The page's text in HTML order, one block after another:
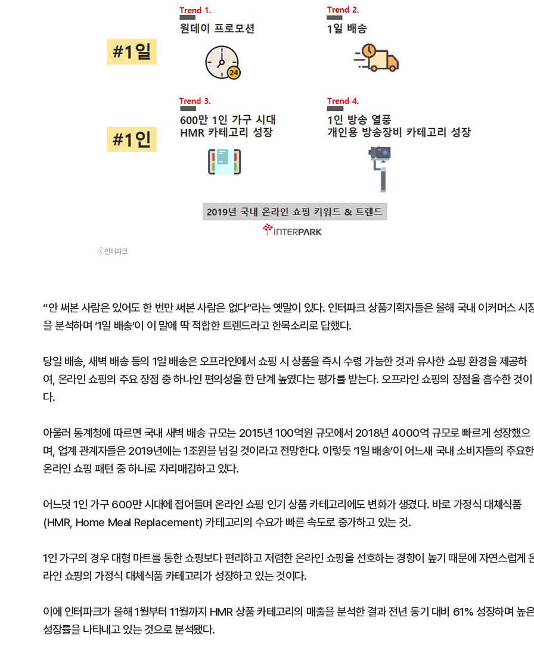
ⓒ인터파크
“안 써본 사람은 있어도 한 번만 써본 사람은 없다”라는 옛말이 있다. 인터파크 상품기획자들은 올해 국내 이커머스 시
을 분석하며 ‘1일 배송’이 이 말에 딱 적합한 트렌드라고 한목소리로 답했다.
당일 배송, 새벽 배송 등의 1일 배송은 오프라인에서 쇼핑 시 상품을 즉시 수령 가능한 것과 유사한 쇼핑 환경을 제공하
여, 온라인 쇼핑의 주요 장점 중 하나인 편의성을 한 단계 높였다는 평가를 받는다. 오프라인 쇼핑의 장점을 흡수한 것이
다.
아울러 통계청에 따르면 국내 새벽 배송 규모는 2015년 100억원 규모에서 2018년 4000억 규모로 빠르게 성장했으
며, 업계 관계자들은 2019년에는 1조원을 넘길 것이라고 전망한다. 이렇듯 ‘1일 배송’이 어느새 국내 소비자들의 주요한
온라인 쇼핑 패턴 중 하나로 자리매김하고 있다.
어느덧 1인 가구 600만 시대에 접어들며 온라인 쇼핑 인기 상품 카테고리에도 변화가 생겼다. 바로 가정식 대체식품
(HMR, Home Meal Replacement) 카테고리의 수요가 빠른 속도로 증가하고 있는 것.
1인 가구의 경우 대형 마트를 통한 쇼핑보다 편리하고 저렴한 온라인 쇼핑을 선호하는 경향이 높기 때문에 자연스럽게
라인 쇼핑의 가정식 대체식품 카테고리가 성장하고 있는 것이다.
이에 인터파크가 올해 1월부터 11월까지 HMR 상품 카테고리의 매출을 분석한 결과 전년 동기 대비 61% 성장하며 높
성장률을 나타내고 있는 것으로 분석됐다.